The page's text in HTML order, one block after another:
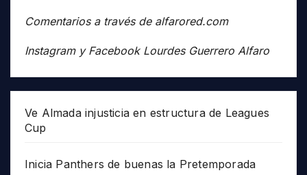
Comentarios a través de alfarored.com
Instagram y Facebook Lourdes Guerrero Alfaro
Ve Almada injusticia en estructura de Leagues
Cup
Inicia Panthers de buenas la Pretemporada